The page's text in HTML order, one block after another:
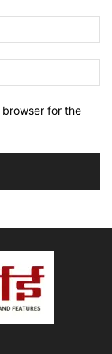
browser for the